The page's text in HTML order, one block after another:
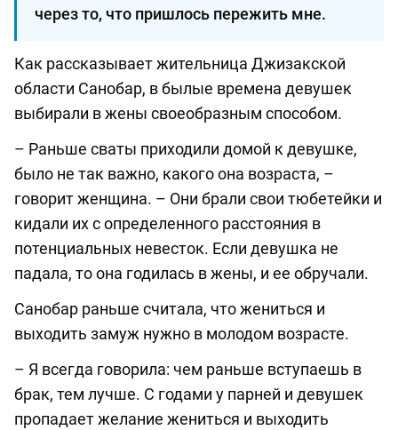
через то, что пришлось пережить мне.
Как рассказывает жительница Джизакской
области Санобар, в былые времена девушек
выбирали в жены своеобразным способом.
– Раньше сваты приходили домой к девушке,
было не так важно, какого она возраста, –
говорит женщина. – Они брали свои тюбетейки и
кидали их с определенного расстояния в
потенциальных невесток. Если девушка не
падала, то она годилась в жены, и ее обручали.
Санобар раньше считала, что жениться и
выходить замуж нужно в молодом возрасте.
– Я всегда говорила: чем раньше вступаешь в
брак, тем лучше. С годами у парней и девушек
пропадает желание жениться и выходить